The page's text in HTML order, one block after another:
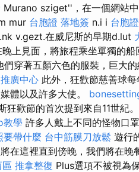
Murano sziget''，在一個網站
mur 台胞證 落地簽 n.i i 台胞
v.gezt.在威尼斯的早期d.lut
上見面，將旅程乘坐單獨的
穿著五顏六色的服裝，巨大
廣中心 此外，狂歡節慈善球
體以及許多大使。
狂歡節的首次提到來自11世紀
教學 許多人戴上不同的怪物口
要帶什麼 台中筋膜刀放鬆 遊行
在這裡直到傍晚，我們將在
推拿整復 Plus選項不被視為